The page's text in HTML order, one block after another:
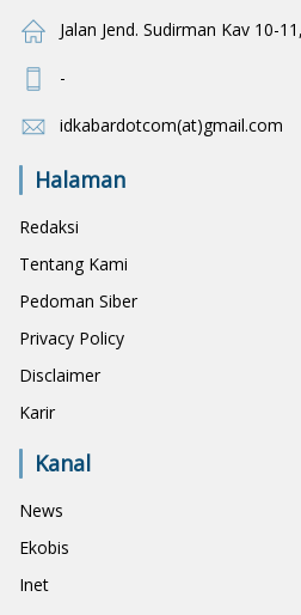
Jalan Jend. Sudirman Kav 10-
-
idkabardotcom(at)gmail.com
Halaman
Redaksi
Tentang Kami
Pedoman Siber
Privacy Policy
Disclaimer
Karir
Kanal
News
Ekobis
Inet